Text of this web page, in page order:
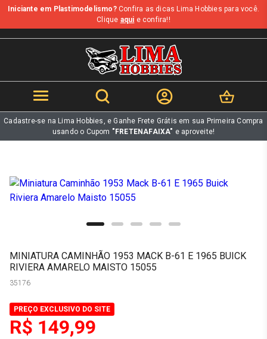
b
Iniciante em Plastimodelismo?Confira as dicas Lima Hobbies para você.
Clique aqui e confira!!
Cadastre-se na Lima Hobbies, e Ganhe Frete Grátis em sua Primeira Compra
usando o Cupom "FRETENAFAIXA" e aproveite!
MINIATURA CAMINHÃO 1953 MACK B-61 E 1965 BUICK
RIVIERA AMARELO MAISTO 15055
35176
PREÇO EXCLUSIVO DO SITE
R$ 149,99